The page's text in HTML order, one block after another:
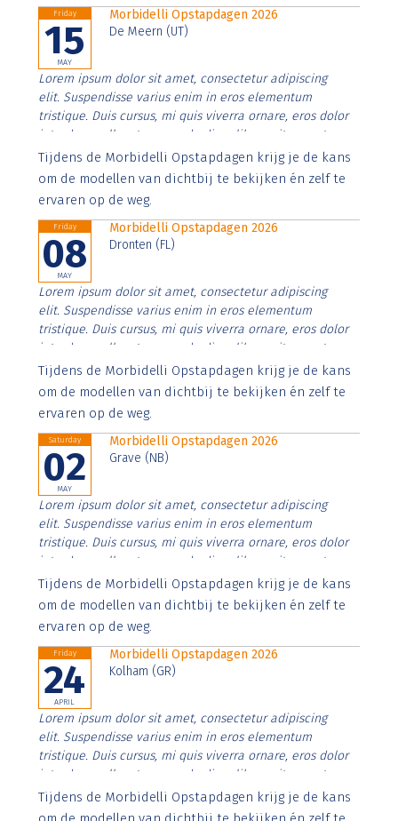
Friday
15
MAY
Morbidelli Opstapdagen 2026
De Meern (UT)
Lorem ipsum dolor sit amet, consectetur adipiscing
elit. Suspendisse varius enim in eros elementum
tristique. Duis cursus, mi quis viverra ornare, eros dolor
interdum nulla, ut commodo diam libero vitae erat.
Aenean faucibus nibh et justo cursus id rutrum lorem
imperdiet. Nunc ut sem vitae risus tristique posuere.
Tijdens de Morbidelli Opstapdagen krijg je de kans
om de modellen van dichtbij te bekijken én zelf te
ervaren op de weg.
Friday
08
MAY
Morbidelli Opstapdagen 2026
Dronten (FL)
Lorem ipsum dolor sit amet, consectetur adipiscing
elit. Suspendisse varius enim in eros elementum
tristique. Duis cursus, mi quis viverra ornare, eros dolor
interdum nulla, ut commodo diam libero vitae erat.
Aenean faucibus nibh et justo cursus id rutrum lorem
imperdiet. Nunc ut sem vitae risus tristique posuere.
Tijdens de Morbidelli Opstapdagen krijg je de kans
om de modellen van dichtbij te bekijken én zelf te
ervaren op de weg.
Saturday
02
MAY
Morbidelli Opstapdagen 2026
Grave (NB)
Lorem ipsum dolor sit amet, consectetur adipiscing
elit. Suspendisse varius enim in eros elementum
tristique. Duis cursus, mi quis viverra ornare, eros dolor
interdum nulla, ut commodo diam libero vitae erat.
Aenean faucibus nibh et justo cursus id rutrum lorem
imperdiet. Nunc ut sem vitae risus tristique posuere.
Tijdens de Morbidelli Opstapdagen krijg je de kans
om de modellen van dichtbij te bekijken én zelf te
ervaren op de weg.
Friday
24
APRIL
Morbidelli Opstapdagen 2026
Kolham (GR)
Lorem ipsum dolor sit amet, consectetur adipiscing
elit. Suspendisse varius enim in eros elementum
tristique. Duis cursus, mi quis viverra ornare, eros dolor
interdum nulla, ut commodo diam libero vitae erat.
Aenean faucibus nibh et justo cursus id rutrum lorem
imperdiet. Nunc ut sem vitae risus tristique posuere.
Tijdens de Morbidelli Opstapdagen krijg je de kans